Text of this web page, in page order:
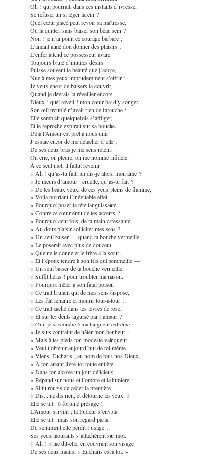
Oh ! qui pourrait, dans ces instants d’ivresse,
Se refuser un si léger larcin ?
Quel cœur glacé peut revoir sa maîtresse,
Ou la quitter, sans baiser son beau sein ?
Non ! je n’ai point ce courage barbare ;
L’amant aimé doit donner des plaisirs ;
L’enfer attend ce possesseur avare,
Toujours brûlé d’inutiles désirs.
Puisse souvent la beauté que j’adore,
Nue à mes yeux imprudemment s’offrir !
Je veux encor de baisers la couvrir,
Quand je devrais la réveiller encore.
Dieux ! quel réveil ! mon cœur bat d’y songer.
Son œil troublé n’avait rien de farouche ;
Elle semblait quelquefois s’affliger,
Et le reproche expirait sur sa bouche.
Déjà l’Amour est prêt à nous unir :
J’essaie encor de me détacher d’elle ;
De ses deux bras je me sens retenir :
On crie, on pleure, on me nomme infidèle.
À ce seul mot, il fallut revenir.
« Ah ! qu’as-tu fait, lui dis-je alors, mon âme ?
« Je meurs d’amour : cruelle, qu’as-tu fait ?
« De tes beaux yeux, de ces yeux pleins de flamme,
« Voilà pourtant l’inévitable effet.
« Pourquoi poser ta tête languissante
« Contre ce cœur ému de tes accents ?
« Pourquoi cent fois, de ta main caressante,
« Au doux plaisir solliciter mes sens ?
« Un seul baiser — quand ta bouche vermeille
« Le poserait avec plus de douceur
« Que ne le donne et le frère à la sœur,
« Et l’époux tendre à son fils qui sommeille —
« Un seul baiser de ta bouche vermeille
« Suffit hélas ! pour troubler ma raison.
« Pourquoi mêler à son fatal poison
« Ce trait brûlant qui de mes sens dispose,
« Les fait renaître et mourir tour-à-tour ;
« Ce trait caché dans tes lèvres de rose,
« Et sur tes dents aiguisé par l’amour ?
« Oui, je succombe à ma langueur extrême ;
« Je suis contraint de hâter mon bonheur :
« Mais à tes pieds ton modeste vainqueur
« Veut t’obtenir aujourd’hui de toi-même.
« Viens, Eucharis ; au nom de tous nos Dieux,
« À ton amant livre-toi toute entière.
« Dans ton alcove un jour délicieux
« Répand sur nous et l’ombre et la lumière :
« Si tu rougis de céder la première,
« Dis... ne dis rien, et détourne les yeux. »
Elle se tut : ô fortuné présage !
L’Amour survint ; la Pudeur s’envola.
Elle se tut ; mais son regard parla.
Du sentiment elle perdit l’usage ;
Ses yeux mourants s’attachèrent sur moi.
« Ah ! » me dit-elle, en couvrant son visage
De ses deux mains, « Eucharis est à toi. »